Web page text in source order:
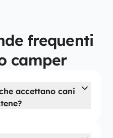
frequenti
camper
accettano cani